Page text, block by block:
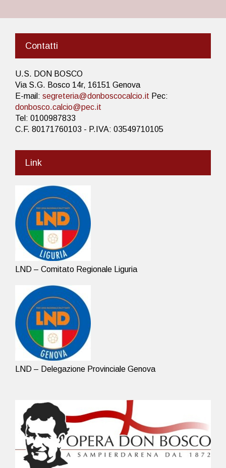
Contatti
U.S. DON BOSCO
Via S.G. Bosco 14r, 16151 Genova
E-mail: segreteria@donboscocalcio.it Pec:
donbosco.calcio@pec.it
Tel: 0100987833
C.F. 80171760103 - P.IVA: 03549710105
Link
LND – Comitato Regionale Liguria
LND – Delegazione Provinciale Genova